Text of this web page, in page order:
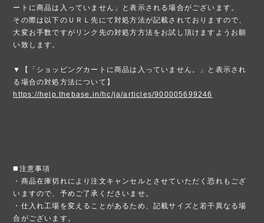
ートに商品は入っていません」と表示される場合がございます。
その際は以下のＵＲＬ先にて対処方法が記載されておりますので、
大変お手数ですがリンク先の対処方方法をお試し頂けますようお願
い致します。
▼【「ショッピングカートに商品は入っていません。」と表示され
る場合の対処方法について】
https://help.thebase.in/hc/ja/articles/900005699246
◼️注意事項
・商品在庫切れにより注文キャンセルとさせていただく恐れもござ
いますので、予めご了承くださいませ。
・仕入れ工場を変えることがあるため、記載サイズと若干異なる場
合がございます。